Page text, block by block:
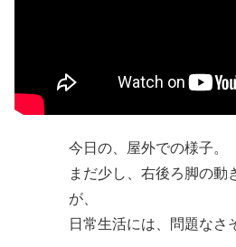
今日の、屋外での様子。
まだ少し、右後ろ脚の動
が、
日常生活には、問題なさ